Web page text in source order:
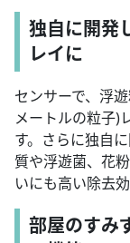
独自に開発
レイに
センサーで、浮
メートルの粒子)
す。さらに独自
質や浮遊菌、花
いにも高い除去
部屋のすみ